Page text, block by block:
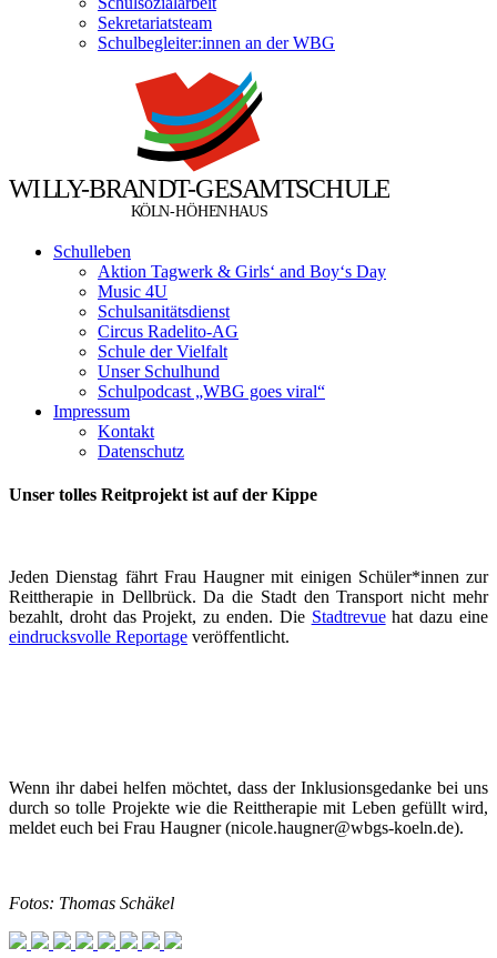
Sekretariatsteam
Schulbegleiter:innen an der WBG
WILLY-BRANDT-GESAMTSCHULE
KÖLN-HÖHENHAUS
Schulleben
Aktion Tagwerk & Girls‘ and Boy‘s Day
Music 4U
Schulsanitätsdienst
Circus Radelito-AG
Schule der Vielfalt
Unser Schulhund
Schulpodcast „WBG goes viral“
Impressum
Kontakt
Datenschutz
Unser tolles Reitprojekt ist auf der Kippe
Jeden Dienstag fährt Frau Haugner mit einigen Schüler*innen zur
Reittherapie in Dellbrück. Da die Stadt den Transport nicht mehr
bezahlt, droht das Projekt, zu enden. Die Stadtrevuehat dazu eine
eindrucksvolle Reportage veröffentlicht.
Wenn ihr dabei helfen möchtet, dass der Inklusionsgedanke bei uns
durch so tolle Projekte wie die Reittherapie mit Leben gefüllt wird,
meldet euch bei Frau Haugner (nicole.haugner@wbgs-koeln.de).
Fotos: Thomas Schäkel